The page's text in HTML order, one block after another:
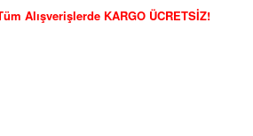
Alışverişlerde KARGO ÜCRETSİZ!